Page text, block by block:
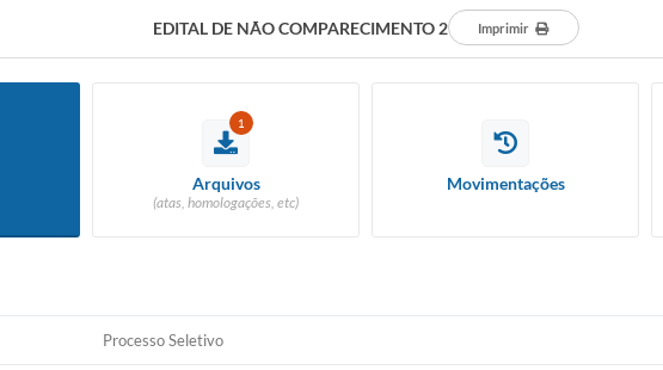
EDITAL DE NÃO COMPARECIMENTO 2 Imprimir
1
Arquivos
(atas, homologações, etc)
Movimentações
Processo Seletivo